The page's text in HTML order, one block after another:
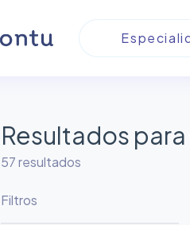
Resultados para
57resultados
Filtros